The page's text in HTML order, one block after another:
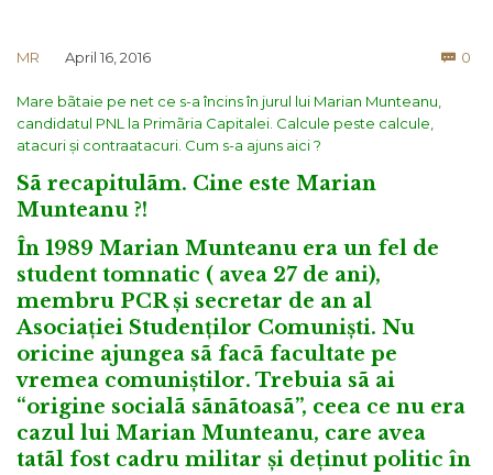
MR April 16, 2016  0
Mare bãtaie pe net ce s-a încins în jurul lui Marian Munteanu,
candidatul PNL la Primãria Capitalei. Calcule peste calcule,
atacuri și contraatacuri. Cum s-a ajuns aici ?
Sã recapitulãm. Cine este Marian
Munteanu ?!
În 1989 Marian Munteanu era un fel de
student tomnatic ( avea 27 de ani),
membru PCR și secretar de an al
Asociației Studenților Comuniști. Nu
oricine ajungea sã facã facultate pe
vremea comuniștilor. Trebuia sã ai
“origine socialã sãnãtoasã”, ceea ce nu era
cazul lui Marian Munteanu, care avea
tatãl fost cadru militar și deținut politic în